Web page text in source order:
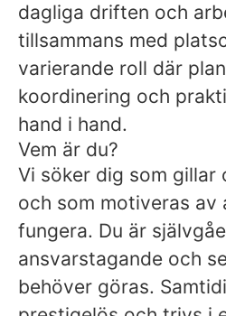
dagliga driften och
tillsammans med
varierande roll där
koordinering och
hand i hand.
Vem är du?
Vi söker dig som gillar
och som motiveras
fungera. Du är
ansvarstagande och
behöver göras.